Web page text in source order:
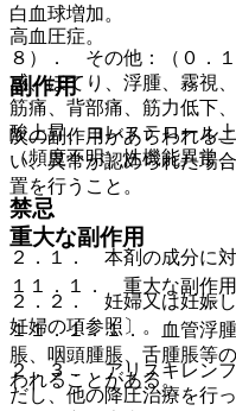
白血球増加。
８）． その他：（０．
感、ほてり、浮腫、霧視
筋痛、背部痛、筋力低下
酸上昇、コレステロール
（頻度不明）性機能異常
禁忌
２．１． 本剤の成分に対
２．２． 妊婦又は妊娠
妊婦の項参照〕。
２．３． アリスキレン
だし、他の降圧治療を行
高血圧症。
副作用
次の副作用があらわれる
い、異常が認められた場
置を行うこと。
重大な副作用
１１．１． 重大な副作用
１１．１．１． 血管浮
脹、咽頭腫脹、舌腫脹等
われることがある。